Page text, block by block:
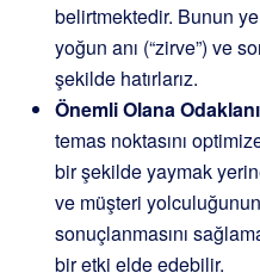
belirtmektedir. Bunun
yoğun anı (“zirve”) ve
şekilde hatırlarız.
Önemli Olana
temas noktasını
bir şekilde yaymak
ve müşteri
sonuçlanmasını
bir etki elde edebilir.